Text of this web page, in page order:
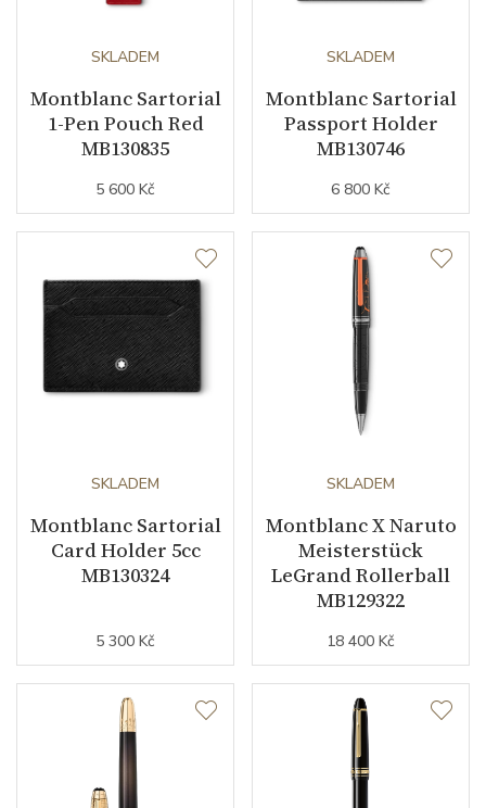
SKLADEM
Montblanc Sartorial
1-Pen Pouch Red
MB130835
5 600 Kč
SKLADEM
Montblanc Sartorial
Passport Holder
MB130746
6 800 Kč
SKLADEM
Montblanc Sartorial
Card Holder 5cc
MB130324
5 300 Kč
SKLADEM
Montblanc X Naruto
Meisterstück
LeGrand Rollerball
MB129322
18 400 Kč